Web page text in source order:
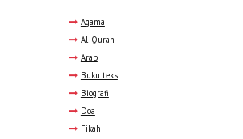
Agama
Al-Quran
Arab
Buku teks
Biografi
Doa
Fikah